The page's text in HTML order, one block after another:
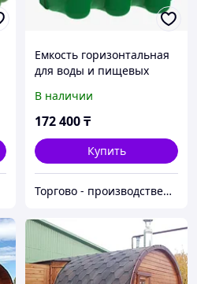
Емкость горизонтальная
для воды и пищевых
(1куб)
В наличии
172 400₸
Купить
Торгово - производственная компания "Центр Пласт"